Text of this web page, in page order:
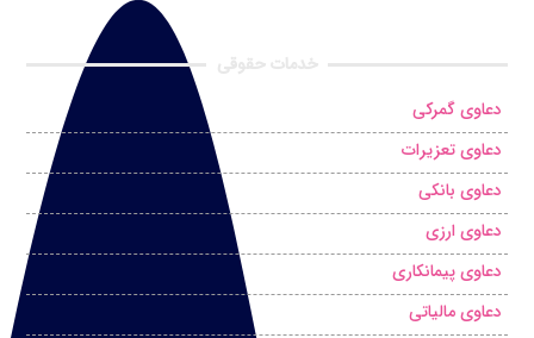
خدمات حقوقی
دعاوی گمرکی
دعاوی تعزیرات
دعاوی بانکی
دعاوی ارزی
دعاوی پیمانکاری
دعاوی مالیاتی